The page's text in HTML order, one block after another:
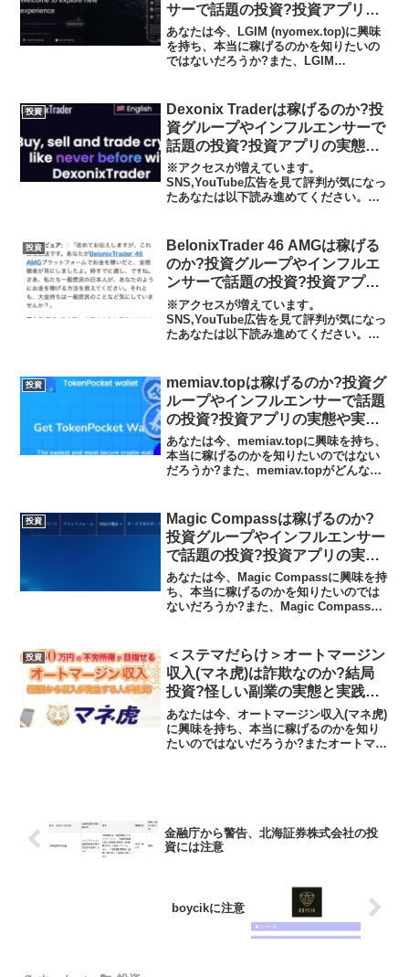
サーで話題の投資?投資アプリの
実態や実践者の声、口コミや評判
を調査しました
あなたは今、LGIM (nyomex.top)に興味
を持ち、本当に稼げるのかを知りたいの
ではないだろうか?また、LGIM
え、結論を言うと、LGIM (ny...
投資
Dexonix Traderは稼げるのか?投
資グループやインフルエンサーで
話題の投資?投資アプリの実態や
実践者の声、口コミや評判を調査
しました
※アクセスが増えています。
SNS,YouTube広告を見て評判が気になっ
たあなたは以下読み進めてください。偽
ち、本当に稼げるのかを知りたいのでは
ないだろう...
投資
BelonixTrader 46 AMGは稼げる
のか?投資グループやインフルエ
ンサーで話題の投資?投資アプリ
の実態や実践者の声、口コミや評
判を調査しました、著名人の名を
騙る広告に惑わされてはいけませ
※アクセスが増えています。
SNS,YouTube広告を見て評判が気になっ
たあなたは以下読み進めてください。偽
味を持ち、本当に稼げるのかを知りたい
ので...
投資
memiav.topは稼げるのか?投資グ
ループやインフルエンサーで話題
の投資?投資アプリの実態や実践
者の声、口コミや評判を調査しま
した
あなたは今、memiav.topに興味を持ち、
本当に稼げるのかを知りたいのではない
だろうか?また、memiav.topがどんな内
memiav.topは日本の金融庁の登録なし...
投資
Magic Compassは稼げるのか?
投資グループやインフルエンサー
で話題の投資?投資アプリの実態
や実践者の声、口コミや評判を調
査しました
あなたは今、Magic Compassに興味を持
ち、本当に稼げるのかを知りたいのでは
ないだろうか?また、Magic Compassが
と、Magic Compassは日本...
投資
＜ステマだらけ＞オートマージン
収入(マネ虎)は詐欺なのか?結局
投資?怪しい副業の実態と実践者
の声、口コミを徹底調査！
あなたは今、オートマージン収入(マネ虎)
に興味を持ち、本当に稼げるのかを知り
たいのではないだろうか?またオートマー
金融庁から警告、北海証券株式会社の投
資には注意
boycikに注意